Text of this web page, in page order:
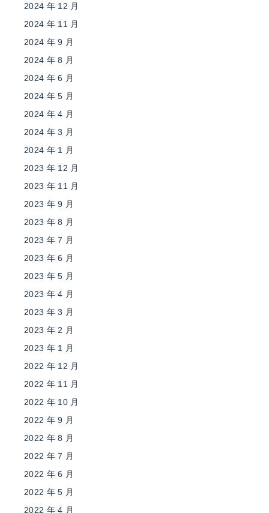
2024 年 12 月
2024 年 11 月
2024 年 9 月
2024 年 8 月
2024 年 6 月
2024 年 5 月
2024 年 4 月
2024 年 3 月
2024 年 1 月
2023 年 12 月
2023 年 11 月
2023 年 9 月
2023 年 8 月
2023 年 7 月
2023 年 6 月
2023 年 5 月
2023 年 4 月
2023 年 3 月
2023 年 2 月
2023 年 1 月
2022 年 12 月
2022 年 11 月
2022 年 10 月
2022 年 9 月
2022 年 8 月
2022 年 7 月
2022 年 6 月
2022 年 5 月
2022 年 4 月